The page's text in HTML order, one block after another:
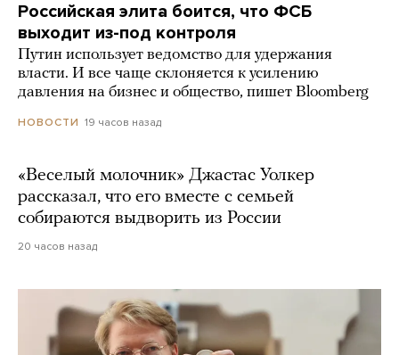
Российская элита боится, что ФСБ
выходит из-под контроля
Путин использует ведомство для удержания
власти. И все чаще склоняется к усилению
давления на бизнес и общество, пишет Bloomberg
НОВОСТИ 19 часов назад
«Веселый молочник» Джастас Уолкер
рассказал, что его вместе с семьей
собираются выдворить из России
20 часов назад